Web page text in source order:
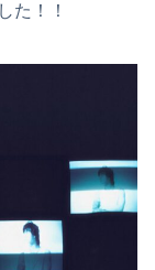
た！！